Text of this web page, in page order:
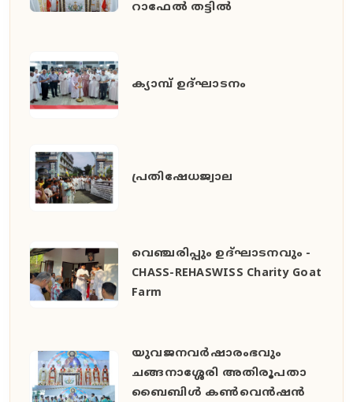
റാഫേൽ തട്ടിൽ
ക്യാമ്പ് ഉദ്ഘാടനം
പ്രതിഷേധജ്വാല
വെഞ്ചരിപ്പും ഉദ്ഘാടനവും -
CHASS-REHASWISS Charity Goat
Farm
യുവജനവർഷാരംഭവും
ചങ്ങനാശ്ശേരി അതിരൂപതാ
ബൈബിൾ കൺവെൻഷൻ